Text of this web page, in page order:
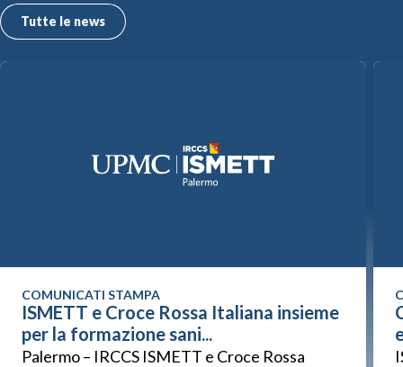
Tutte le news
COMUNICATI STAMPA
ISMETT e Croce Rossa Italiana insieme
per la formazione sani...
Palermo – IRCCS ISMETT e Croce Rossa